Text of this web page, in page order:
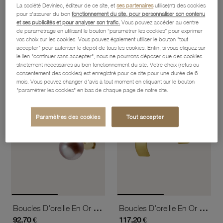
Boucles D'oreille En Bronze Plaqué Or Rose Et Oxydes De Zirconium
43,90 € 165,90 €
favorite_borderAjouter à vos favoris
Boucles D'oreille En Or Jaune, Perle De Culture
92,70 €
favorite_border
Boucles D'oreille En Or Jaune, Vague
117,20 €
La société Devinlec, éditeur de ce site, etses partenairesutilise(nt) des cookies
pour s'assurer du bonfonctionnement du site, pour personnaliser son contenu
et ses publicités et pour analyser son trafic. Vous pouvez accéder au centre
de paramétrage en utilisant le bouton “paramétrer les cookies” pour exprimer
vos choix sur les cookies. Vous pouvez également utiliser le bouton "tout
accepter" pour autoriser le dépôt de tous les cookies. Enfin, si vous cliquez sur
le lien "continuer sans accepter", nous ne pourrons déposer que des cookies
strictement nécessaires au bon fonctionnement du site. Votre choix (refus ou
consentement des cookies) est enregistré pour ce site pour une durée de 6
mois. Vous pouvez changer d'avis à tout moment en cliquant sur le bouton
"paramétrer les cookies" en bas de chaque page de notre site.
Paramètres des cookies Tout accepter